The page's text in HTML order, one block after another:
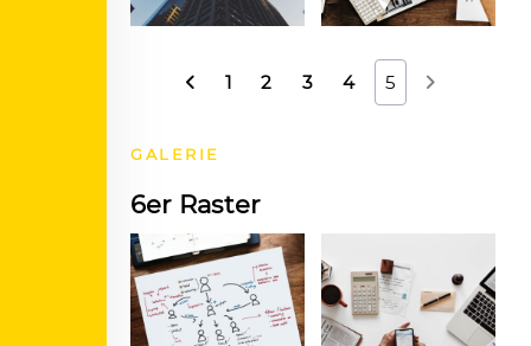
1 2 3 4 5
GALERIE
6er Raster